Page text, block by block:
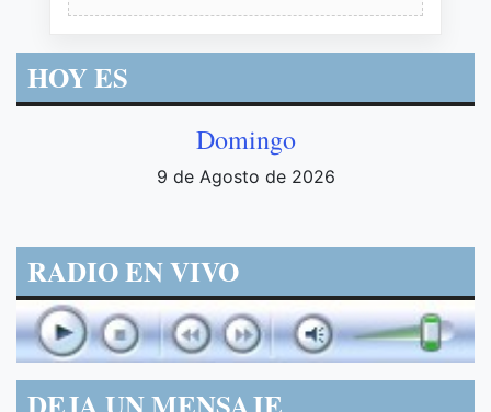
HOY ES
Domingo
9 de Agosto de 2026
RADIO EN VIVO